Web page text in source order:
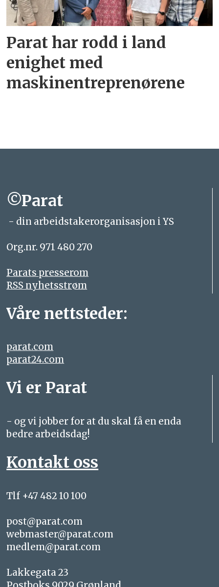
Parat har rodd i land
enighet med
maskinentreprenørene
©Parat
- din arbeidstakerorganisasjon i YS
Org.nr. 971 480 270
Parats presserom
RSS nyhetsstrøm
Våre nettsteder:
parat.com
parat24.com
Vi er Parat
- og vi jobber for at du skal få en enda
bedre arbeidsdag!
Kontakt oss
Tlf +47 482 10 100
post@parat.com
webmaster@parat.com
medlem@parat.com
Lakkegata 23